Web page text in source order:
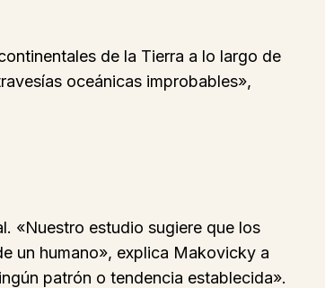
de la Tierra a lo largo de
oceánicas improbables»,
«Nuestro estudio sugiere que los
un humano», explica Makovicky a
patrón o tendencia establecida».